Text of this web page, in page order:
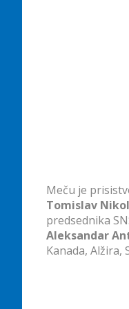
Meču je
Tomislav
predsednika
Aleksandar
Kanada,